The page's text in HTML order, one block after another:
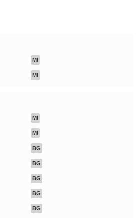
MI
MI
MI
MI
BG
BG
BG
BG
BG